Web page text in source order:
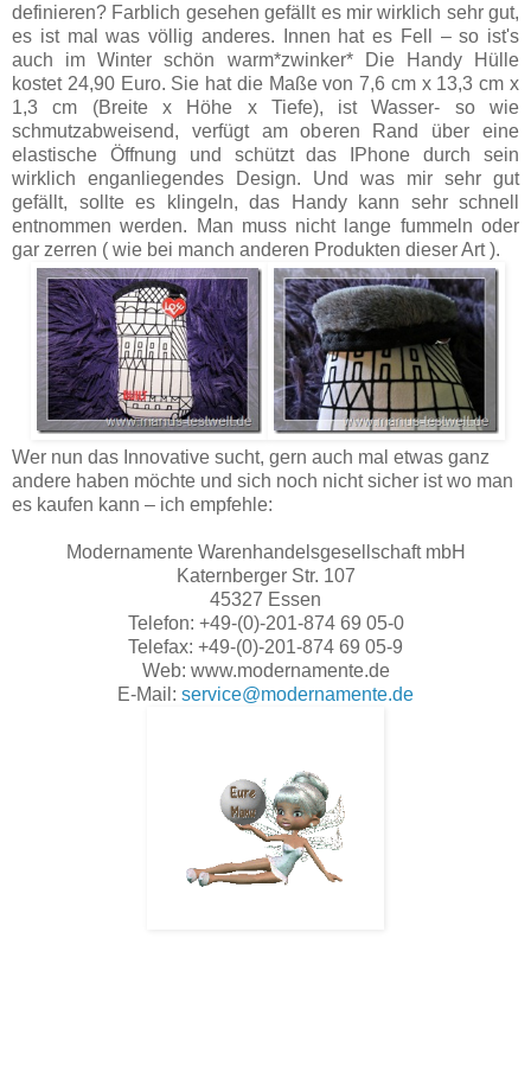
definieren? Farblich gesehen gefällt es mir wirklich sehr gut,
es ist mal was völlig anderes. Innen hat es Fell – so ist's
auch im Winter schön warm*zwinker* Die Handy Hülle
kostet 24,90 Euro. Sie hat die Maße von 7,6 cm x 13,3 cm x
1,3 cm (Breite x Höhe x Tiefe), ist Wasser- so wie
schmutzabweisend, verfügt am oberen Rand über eine
elastische Öffnung und schützt das IPhone durch sein
wirklich enganliegendes Design. Und was mir sehr gut
gefällt, sollte es klingeln, das Handy kann sehr schnell
entnommen werden. Man muss nicht lange fummeln oder
gar zerren ( wie bei manch anderen Produkten dieser Art ).
Wer nun das Innovative sucht, gern auch mal etwas ganz
andere haben möchte und sich noch nicht sicher ist wo man
es kaufen kann – ich empfehle:
Modernamente Warenhandelsgesellschaft mbH
Katernberger Str. 107
45327 Essen
Telefon: +49-(0)-201-874 69 05-0
Telefax: +49-(0)-201-874 69 05-9
Web: www.modernamente.de
E-Mail: service@modernamente.de